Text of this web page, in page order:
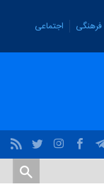
فرهنگی
اجتماعی